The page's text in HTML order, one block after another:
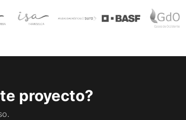
proyecto?